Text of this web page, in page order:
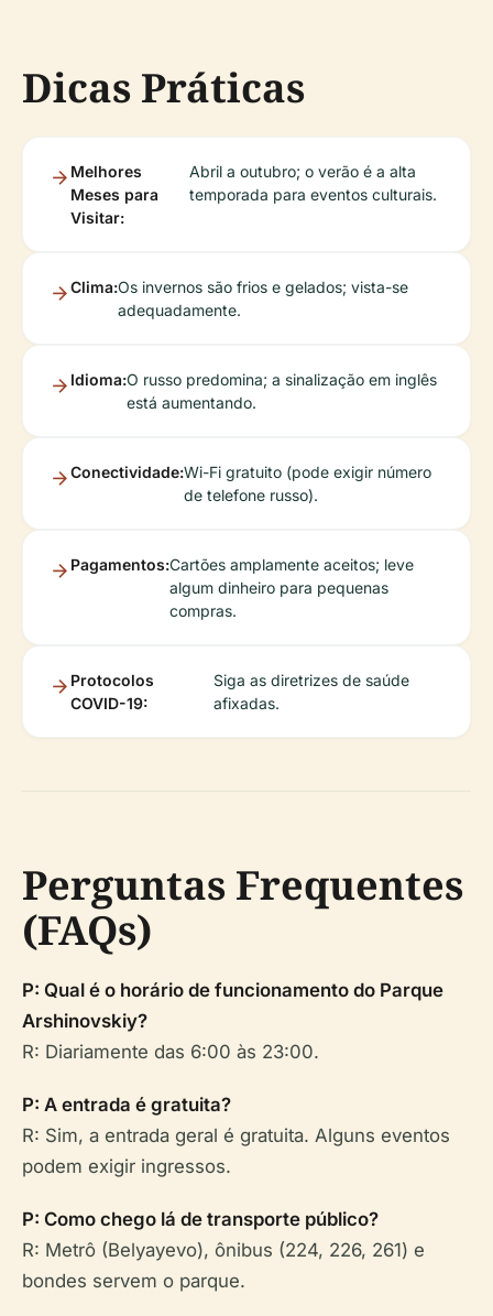
Dicas Práticas
Melhores
Meses para
Visitar:
Abril a outubro; o verão é a alta
temporada para eventos culturais.
Clima:Os invernos são frios e gelados; vista-se
adequadamente.
Idioma:O russo predomina; a sinalização em inglês
está aumentando.
Conectividade:Wi-Fi gratuito (pode exigir número
de telefone russo).
Pagamentos:Cartões amplamente aceitos; leve
algum dinheiro para pequenas
compras.
Protocolos
COVID-19:
Siga as diretrizes de saúde
afixadas.
Perguntas Frequentes
(FAQs)
P: Qual é o horário de funcionamento do Parque
Arshinovskiy?
R: Diariamente das 6:00 às 23:00.
P: A entrada é gratuita?
R: Sim, a entrada geral é gratuita. Alguns eventos
podem exigir ingressos.
P: Como chego lá de transporte público?
R: Metrô (Belyayevo), ônibus (224, 226, 261) e
bondes servem o parque.